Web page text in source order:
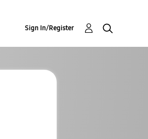
Sign In/Register